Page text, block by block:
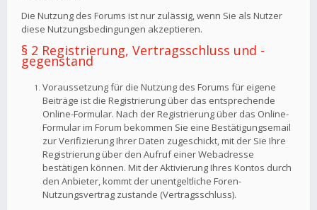
Die Nutzung des Forums ist nur zulässig, wenn Sie als Nutzer
diese Nutzungsbedingungen akzeptieren.
§ 2 Registrierung, Vertragsschluss und -
gegenstand
Voraussetzung für die Nutzung des Forums für eigene
Beiträge ist die Registrierung über das entsprechende
Online-Formular. Nach der Registrierung über das Online-
Formular im Forum bekommen Sie eine Bestätigungsemail
zur Verifizierung Ihrer Daten zugeschickt, mit der Sie Ihre
Registrierung über den Aufruf einer Webadresse
bestätigen können. Mit der Aktivierung Ihres Kontos durch
den Anbieter, kommt der unentgeltliche Foren-
Nutzungsvertrag zustande (Vertragsschluss).